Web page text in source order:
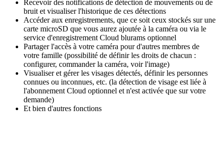
Recevoir des notifications de détection de mouvements ou de
bruit et visualiser l'historique de ces détections
Accéder aux enregistrements, que ce soit ceux stockés sur une
carte microSD que vous aurez ajoutée à la caméra ou via le
service d'enregistrement Cloud blurams optionnel
Partager l'accès à votre caméra pour d'autres membres de
votre famille (possibilité de définir les droits de chacun :
configurer, commander la caméra, voir l'image)
Visualiser et gérer les visages détectés, définir les personnes
connues ou inconnues, etc. (la détection de visage est liée à
l'abonnement Cloud optionnel et n'est activée que sur votre
demande)
Et bien d'autres fonctions